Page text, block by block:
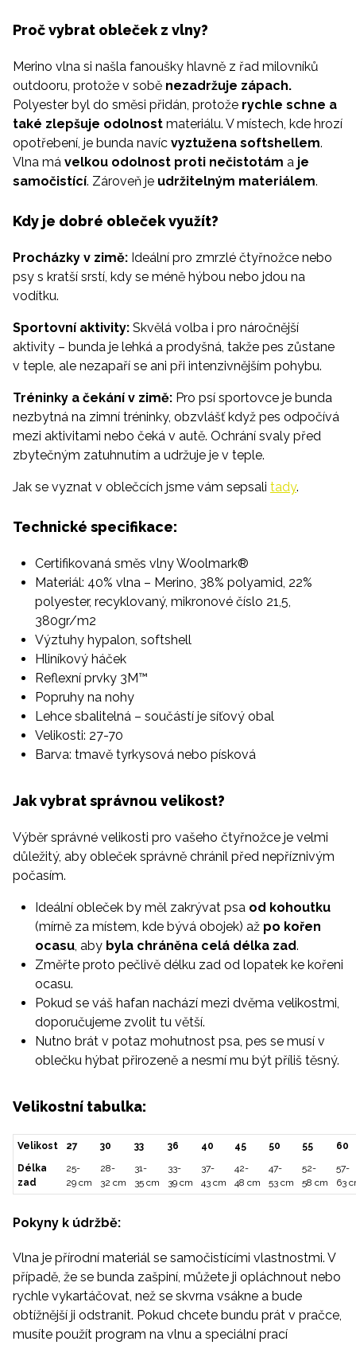
Proč vybrat obleček z vlny?
Merino vlna si našla fanoušky hlavně z řad milovníků
outdooru, protože v sobě nezadržuje zápach.
Polyester byl do směsi přidán, protože rychle schne a
také zlepšuje odolnost materiálu. V místech, kde hrozí
opotřebení, je bunda navíc vyztužena softshellem.
Vlna má velkou odolnost proti nečistotám a je
samočistící. Zároveň je udržitelným materiálem.
Kdy je dobré obleček využít?
Procházky v zimě: Ideální pro zmrzlé čtyřnožce nebo
psy s kratší srstí, kdy se méně hýbou nebo jdou na
vodítku.
Sportovní aktivity: Skvělá volba i pro náročnější
aktivity – bunda je lehká a prodyšná, takže pes zůstane
v teple, ale nezapaří se ani při intenzivnějším pohybu.
Tréninky a čekání v zimě: Pro psí sportovce je bunda
nezbytná na zimní tréninky, obzvlášť když pes odpočívá
mezi aktivitami nebo čeká v autě. Ochrání svaly před
zbytečným zatuhnutím a udržuje je v teple.
Jak se vyznat v oblečcích jsme vám sepsali tady.
Technické specifikace:
Certifikovaná směs vlny Woolmark®
Materiál: 40% vlna – Merino, 38% polyamid, 22%
polyester, recyklovaný, mikronové číslo 21,5,
380gr/m2
Výztuhy hypalon, softshell
Hliníkový háček
Reflexní prvky 3M™
Popruhy na nohy
Lehce sbalitelná – součástí je síťový obal
Velikosti: 27-70
Barva: tmavě tyrkysová nebo písková
Jak vybrat správnou velikost?
Výběr správné velikosti pro vašeho čtyřnožce je velmi
důležitý, aby obleček správně chránil před nepříznivým
počasím.
Ideální obleček by měl zakrývat psa od kohoutku
(mírně za místem, kde bývá obojek) až po kořen
ocasu, aby byla chráněna celá délka zad.
Změřte proto pečlivě délku zad od lopatek ke kořeni
ocasu.
Pokud se váš hafan nachází mezi dvěma velikostmi,
doporučujeme zvolit tu větší.
Nutno brát v potaz mohutnost psa, pes se musí v
oblečku hýbat přirozeně a nesmí mu být příliš těsný.
Velikostní tabulka:
Velikost 27 30 33 36 40 45 50 55
60
Délka
zad
25-
29 cm
28-
32 cm
31-
35 cm
33-
39 cm
37-
43 cm
42-
48 cm
47-
53 cm
52-
58 cm
57-
63
Pokyny k údržbě:
Vlna je přírodní materiál se samočistícími vlastnostmi. V
případě, že se bunda zašpiní, můžete ji opláchnout nebo
rychle vykartáčovat, než se skvrna vsákne a bude
obtížnější ji odstranit. Pokud chcete bundu prát v pračce,
musíte použít program na vlnu a speciální prací